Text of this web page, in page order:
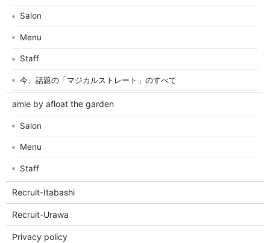
Salon
Menu
Staff
今、話題の「マジカルストレート」のすべて
amie by afloat the garden
Salon
Menu
Staff
Recruit-Itabashi
Recruit-Urawa
Privacy policy